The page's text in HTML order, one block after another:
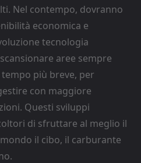
Nel contempo, dovranno
economica e
tecnologia
aree sempre
più breve, per
con maggiore
Questi sviluppi
di sfruttare al meglio il
il cibo, il carburante